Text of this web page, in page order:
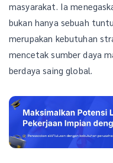
masyarakat. Ia
bukan hanya sebuah
merupakan kebutuhan
mencetak sumber daya
berdaya saing global.